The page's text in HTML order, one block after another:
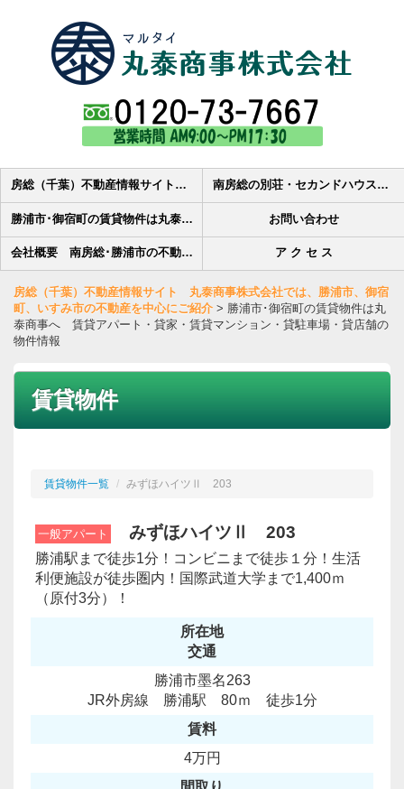
房総（千葉）不動産情報サイト 丸泰商事株式会社では、勝浦市、御宿町、いすみ市の不動産を中心にご紹介 南房総の別荘・セカンドハウス・田舎暮らし・土地・マンション・中古住宅の売買物件検索-丸泰商事株式会社
勝浦市･御宿町の賃貸物件は丸泰商事へ 賃貸アパート・貸家・賃貸マンション・貸駐車場・貸店舗の物件情報 お問い合わせ
会社概要 南房総･勝浦市の不動産会社丸泰商事株式会社です ア ク セ ス
房総（千葉）不動産情報サイト 丸泰商事株式会社では、勝浦市、御宿
町、いすみ市の不動産を中心にご紹介 > 勝浦市･御宿町の賃貸物件は丸
泰商事へ 賃貸アパート・貸家・賃貸マンション・貸駐車場・貸店舗の
物件情報
賃貸物件